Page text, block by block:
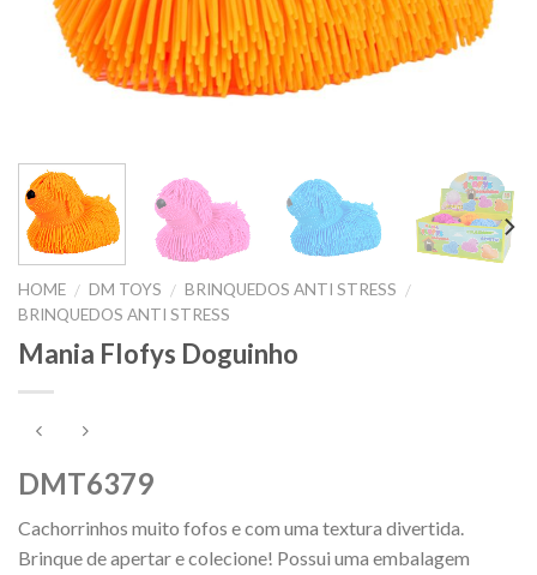
HOME / DM TOYS / BRINQUEDOS ANTI STRESS /
BRINQUEDOS ANTI STRESS
Mania Flofys Doguinho
DMT6379
Cachorrinhos muito fofos e com uma textura divertida.
Brinque de apertar e colecione! Possui uma embalagem